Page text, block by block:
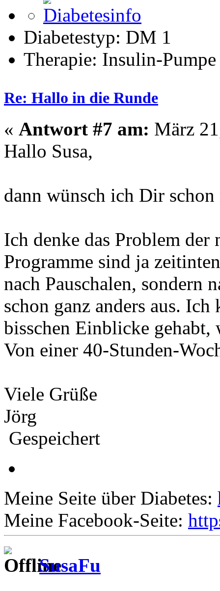
Diabetestyp: DM 1
Therapie: Insulin-Pumpe
Re: Hallo in die Runde
« Antwort #7 am: März
Hallo Susa,
dann wünsch ich Dir
Ich denke das Problem
Programme sind ja
nach Pauschalen, sondern
schon ganz anders aus.
bisschen Einblicke gehabt,
Von einer 40-Stunden-
Viele Grüße
Jörg
Gespeichert
Meine Seite über Diabetes:
Meine Facebook-Seite:
SusaFu